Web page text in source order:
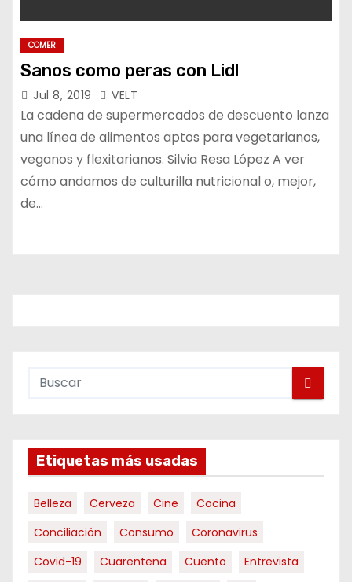
COMER
Sanos como peras con Lidl
Jul 8, 2019 VELT
La cadena de supermercados de descuento lanza
una línea de alimentos aptos para vegetarianos,
veganos y flexitarianos. Silvia Resa López A ver
cómo andamos de culturilla nutricional o, mejor,
de…
Etiquetas más usadas
Belleza Cerveza Cine
Cocina
Conciliación
Consumo
Coronavirus
Covid-19
Cuarentena Cuento
Entrevista